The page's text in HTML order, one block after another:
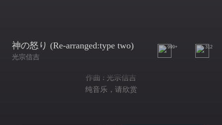
神の怒り (Re-arranged:type two)
光宗信吉
999+ 312
作曲 : 光宗信吉
纯音乐，请欣赏